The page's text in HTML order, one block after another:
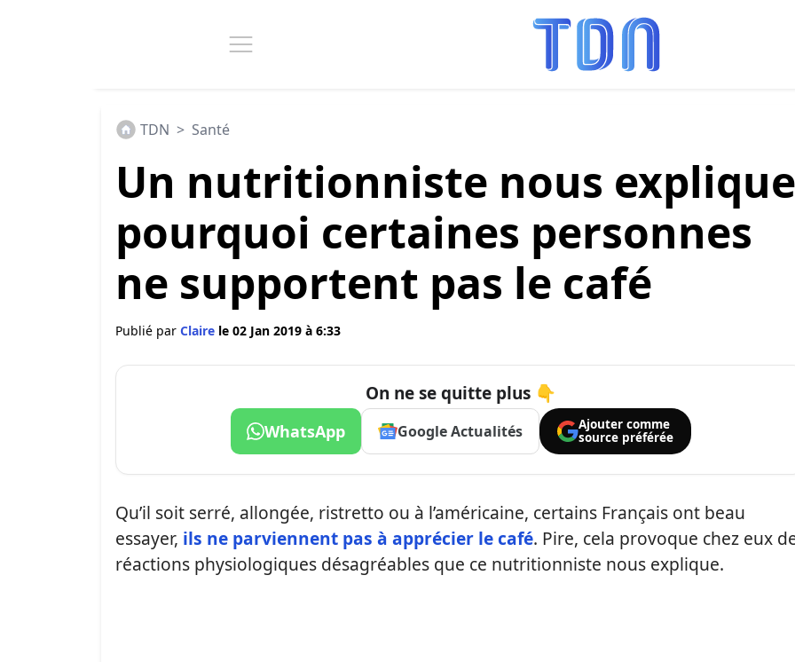
TDN > Santé
Un nutritionniste nous explique
pourquoi certaines personnes
ne supportent pas le café
Publié par Claire le 02 Jan 2019 à 6:33
On ne se quitte plus 👇
WhatsApp Google Actualités
Ajouter comme
source préférée
Qu’il soit serré, allongée, ristretto ou à l’américaine, certains Français ont beau
essayer, ils ne parviennent pas à apprécier le café. Pire, cela provoque chez eux
réactions physiologiques désagréables que ce nutritionniste nous explique.